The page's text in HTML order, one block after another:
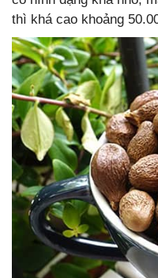
thì khá cao khoảng